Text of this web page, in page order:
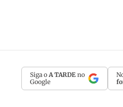
Siga o A TARDE no
Google